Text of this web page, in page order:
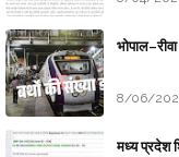
8/06/
मध्य प्रदेश